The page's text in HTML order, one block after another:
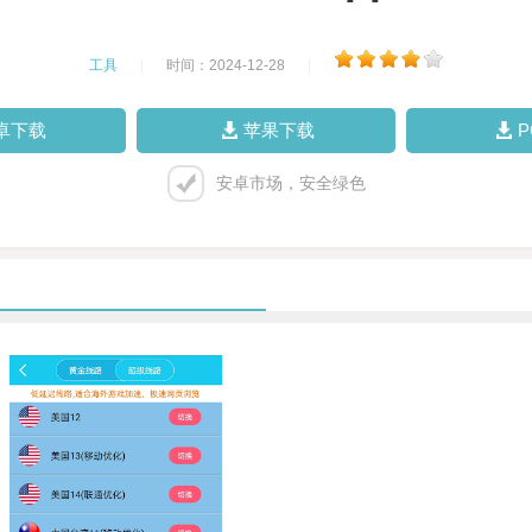
工具 时间：2024-12-28
下载 苹果下载
安卓市场，安全绿色